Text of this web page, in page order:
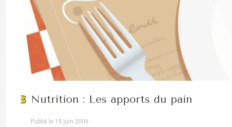
Nutrition : Les apports du pain
Publié le 15 juin 2006